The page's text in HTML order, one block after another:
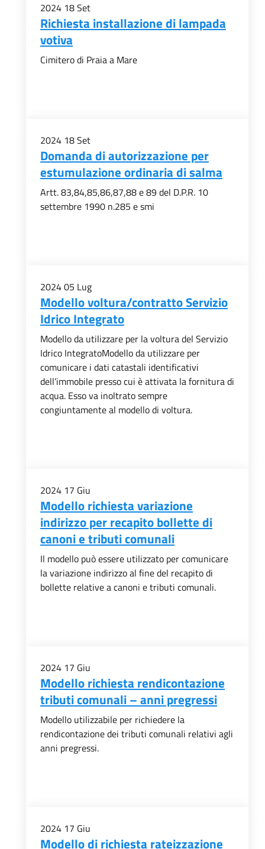
2024 18Set
Richiesta installazione di lampada
votiva
Cimitero di Praia a Mare
2024 18Set
Domanda di autorizzazione per
estumulazione ordinaria di salma
Artt. 83,84,85,86,87,88 e 89 del D.P.R. 10
settembre 1990 n.285 e smi
202405 Lug
Modello voltura/contratto Servizio
Idrico Integrato
Modello da utilizzare per la voltura del Servizio
Idrico IntegratoModello da utilizzare per
comunicare i dati catastali identificativi
dell’immobile presso cui è attivata la fornitura di
acqua. Esso va inoltrato sempre
congiuntamente al modello di voltura.
2024 17 Giu
Modello richiesta variazione
indirizzo per recapito bollette di
canoni e tributi comunali
Il modello può essere utilizzato per comunicare
la variazione indirizzo al fine del recapito di
bollette relative a canoni e tributi comunali.
2024 17 Giu
Modello richiesta rendicontazione
tributi comunali – anni pregressi
Modello utilizzabile per richiedere la
rendicontazione dei tributi comunali relativi agli
anni pregressi.
2024 17 Giu
Modello di richiesta rateizzazione